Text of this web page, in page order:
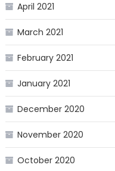
April 2021
March 2021
February 2021
January 2021
December 2020
November 2020
October 2020